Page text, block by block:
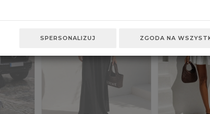
SPERSONALIZUJ ZGODA NA